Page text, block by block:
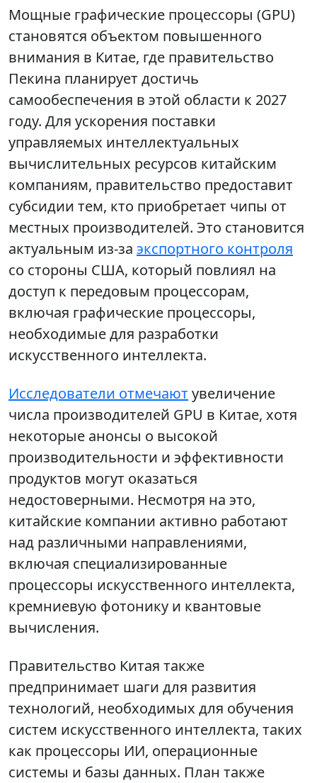
Мощные графические процессоры (GPU)
становятся объектом повышенного
внимания в Китае, где правительство
Пекина планирует достичь
самообеспечения в этой области к 2027
году. Для ускорения поставки
управляемых интеллектуальных
вычислительных ресурсов китайским
компаниям, правительство предоставит
субсидии тем, кто приобретает чипы от
местных производителей. Это становится
актуальным из-за экспортного контроля
со стороны США, который повлиял на
доступ к передовым процессорам,
включая графические процессоры,
необходимые для разработки
искусственного интеллекта.
Исследователи отмечают увеличение
числа производителей GPU в Китае, хотя
некоторые анонсы о высокой
производительности и эффективности
продуктов могут оказаться
недостоверными. Несмотря на это,
китайские компании активно работают
над различными направлениями,
включая специализированные
процессоры искусственного интеллекта,
кремниевую фотонику и квантовые
вычисления.
Правительство Китая также
предпринимает шаги для развития
технологий, необходимых для обучения
систем искусственного интеллекта, таких
как процессоры ИИ, операционные
системы и базы данных. План также